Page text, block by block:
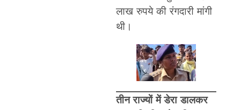
लाख रुपये की रंगदारी मांगी
थी।
तीन राज्यों में डेरा डालकर